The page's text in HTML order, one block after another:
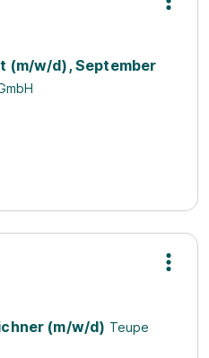
(m/w/d), September
(m/w/d) Teupe